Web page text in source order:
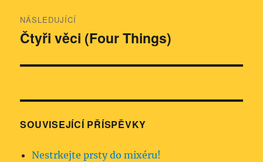
NÁSLEDUJÍCÍ
Následující
Čtyři věci (Four Things)
SOUVISEJÍCÍ PŘÍSPĚVKY
Nestrkejte prsty do mixéru!